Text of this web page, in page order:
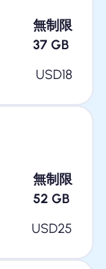
無制限
37 GB
USD18
無制限
52 GB
USD25